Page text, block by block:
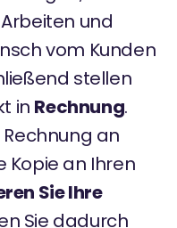
und
vom Kunden
stellen
in Rechnung.
an
Kopie an Ihren
Sie Ihre
Sie dadurch